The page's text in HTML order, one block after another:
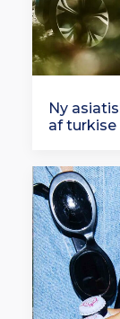
Ny
af turkise